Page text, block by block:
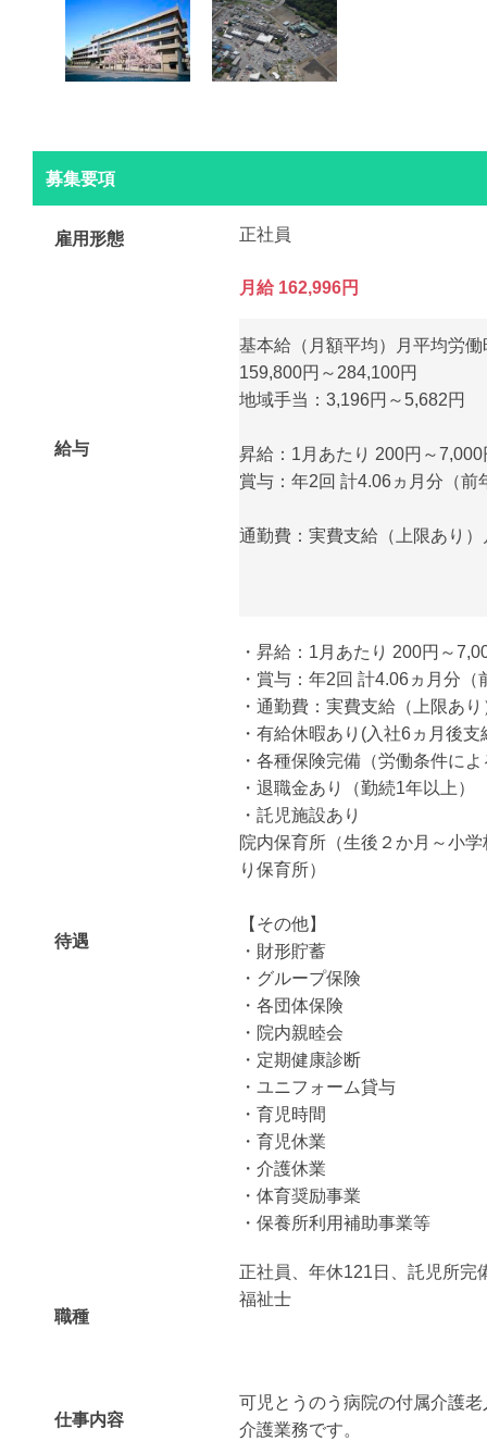
募集要項
雇用形態 正社員
給与
月給 162,996円
基本給（月額平均）月平均労
159,800円～284,100円
地域手当：3,196円～5,682円
昇給：1月あたり 200円～7,000
賞与：年2回 計4.06ヵ月分（前
通勤費：実費支給（上限あり
待遇
・昇給：1月あたり 200円～
・賞与：年2回 計4.06ヵ月分（
・通勤費：実費支給（上限あ
・有給休暇あり(入社6ヵ月後
・各種保険完備（労働条件に
・退職金あり（勤続1年以上）
・託児施設あり
院内保育所（生後２か月～小
り保育所）
【その他】
・財形貯蓄
・グループ保険
・各団体保険
・院内親睦会
・定期健康診断
・ユニフォーム貸与
・育児時間
・育児休業
・介護休業
・体育奨励事業
・保養所利用補助事業等
職種
正社員、年休121日、託児所完
福祉士
仕事内容
可児とうのう病院の付属介護
介護業務です。